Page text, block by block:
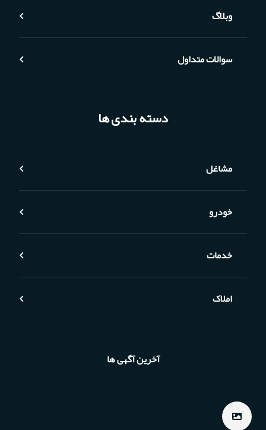
وبلاگ
سوالات متداول
دسته بندی ها
مشاغل
خودرو
خدمات
املاک
آخرین آگهی ها